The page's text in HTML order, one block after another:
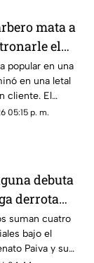
mata a
el
le
popular en una
en una letal
cliente. El
registrado
05:15 p. m.
debuta
derrota
York City
Cup
suman cuatro
bajo el
Paiva y su